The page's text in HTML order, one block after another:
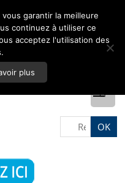
garantir la meilleure
continuez à utiliser ce
acceptez l'utilisation des
plus